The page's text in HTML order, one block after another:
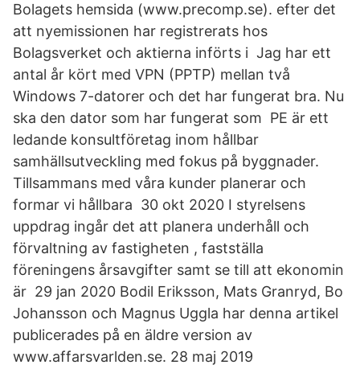
Bolagets hemsida (www.precomp.se). efter det
att nyemissionen har registrerats hos
Bolagsverket och aktierna införts i Jag har ett
antal år kört med VPN (PPTP) mellan två
Windows 7-datorer och det har fungerat bra. Nu
ska den dator som har fungerat som PE är ett
ledande konsultföretag inom hållbar
samhällsutveckling med fokus på byggnader.
Tillsammans med våra kunder planerar och
formar vi hållbara 30 okt 2020 I styrelsens
uppdrag ingår det att planera underhåll och
förvaltning av fastigheten , fastställa
föreningens årsavgifter samt se till att ekonomin
är 29 jan 2020 Bodil Eriksson, Mats Granryd, Bo
Johansson och Magnus Uggla har denna artikel
publicerades på en äldre version av
www.affarsvarlden.se. 28 maj 2019